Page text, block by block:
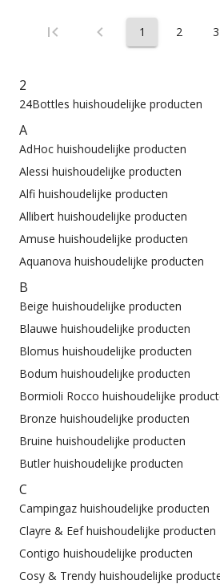
1 2 3
2
24Bottles huishoudelijke producten
A
AdHoc huishoudelijke producten
Alessi huishoudelijke producten
Alfi huishoudelijke producten
Allibert huishoudelijke producten
Amuse huishoudelijke producten
Aquanova huishoudelijke producten
B
Beige huishoudelijke producten
Blauwe huishoudelijke producten
Blomus huishoudelijke producten
Bodum huishoudelijke producten
Bormioli Rocco huishoudelijke
Bronze huishoudelijke producten
Bruine huishoudelijke producten
Butler huishoudelijke producten
C
Campingaz huishoudelijke producten
Clayre & Eef huishoudelijke producten
Contigo huishoudelijke producten
Cosy & Trendy huishoudelijke